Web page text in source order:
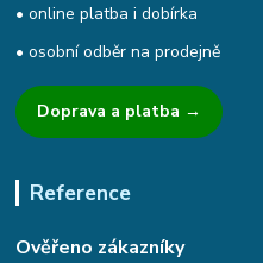
• online platba i dobírka
• osobní odběr na prodejně
Doprava a platba →
Reference
Ověřeno zákazníky